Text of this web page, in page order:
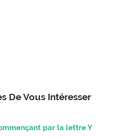
De Vous Intéresser
par la lettre Y